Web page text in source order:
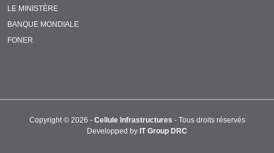
LE MINISTÈRE
BANQUE MONDIALE
FONER
Copyright © 2026 - Cellule Infrastructures - Tous droits réservés
Developped by IT Group DRC